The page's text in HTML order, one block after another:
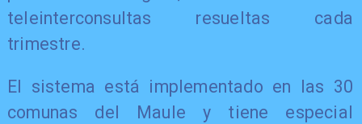
teleinterconsultas resueltas cada
trimestre.
El sistema está implementado en las 30
comunas del Maule y tiene especial